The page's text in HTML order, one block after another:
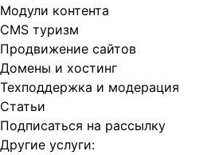
Модули контента
CMS туризм
Продвижение сайтов
Домены и хостинг
Техподдержка и модерация
Статьи
Подписаться на рассылку
Другие услуги: